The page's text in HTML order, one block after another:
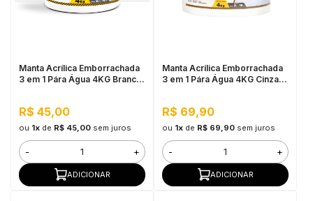
Manta Acrílica Emborrachada
3 em 1 Pára Água 4KG Branco
R$ 45,00
ou 1xde R$ 45,00 sem juros
- +
ADICIONAR
Manta Acrílica Emborrachada
3 em 1 Pára Água 4KG Cinza -
R$ 69,90
ou 1xde R$ 69,90 sem juros
- +
ADICIONAR